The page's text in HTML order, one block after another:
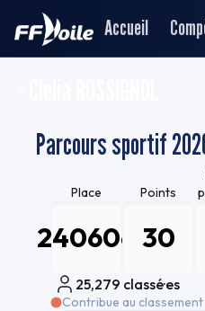
Accueil
Parcours sportif
Place
24060e
Points
30
25,279 classé·es
Contribue au classement